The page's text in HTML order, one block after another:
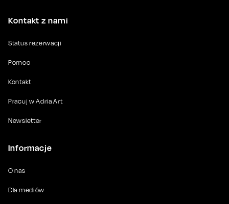
Kontakt z nami
Status rezerwacji
Pomoc
Kontakt
Pracuj w Adria Art
Newsletter
Informacje
O nas
Dla mediów